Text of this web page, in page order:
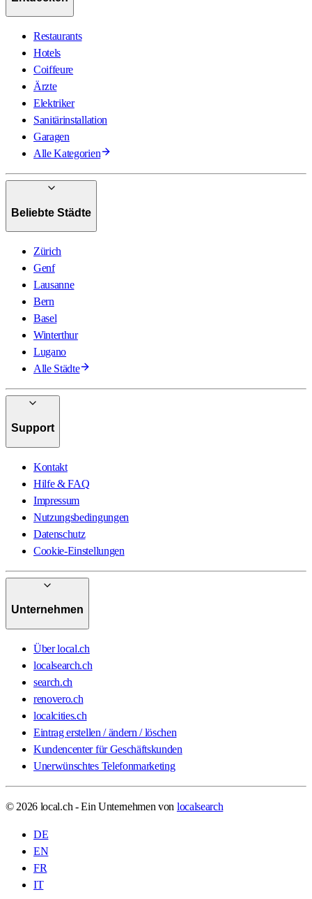
Restaurants
Hotels
Coiffeure
Ärzte
Elektriker
Sanitärinstallation
Garagen
Alle Kategorien
Beliebte Städte
Zürich
Genf
Lausanne
Bern
Basel
Winterthur
Lugano
Alle Städte
Support
Kontakt
Hilfe & FAQ
Impressum
Nutzungsbedingungen
Datenschutz
Cookie-Einstellungen
Unternehmen
Über local.ch
localsearch.ch
search.ch
renovero.ch
localcities.ch
Eintrag erstellen / ändern / löschen
Kundencenter für Geschäftskunden
Unerwünschtes Telefonmarketing
© 2026 local.ch - Ein Unternehmen von localsearch
DE
EN
FR
IT